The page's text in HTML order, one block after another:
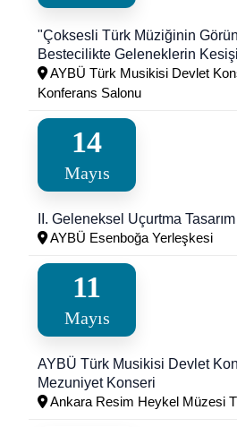
"Çoksesli Türk Müziğinin
Bestecilikte Geleneklerin
Programı
AYBÜ Türk Musikisi Devlet
Konferans Salonu
14
Mayıs
II. Geleneksel Uçurtma
AYBÜ Esenboğa Yerleşkesi
11
Mayıs
AYBÜ Türk Musikisi Devlet
Mezuniyet Konseri
Ankara Resim Heykel Müzesi